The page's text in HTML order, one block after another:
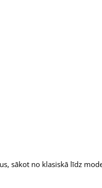
sākot no klasiskā līdz